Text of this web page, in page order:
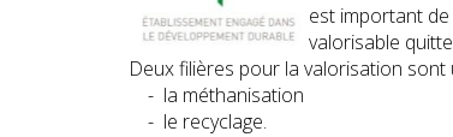
est important
valorisable
Deux filières pour la valorisation sont
- la méthanisation
- le recyclage.